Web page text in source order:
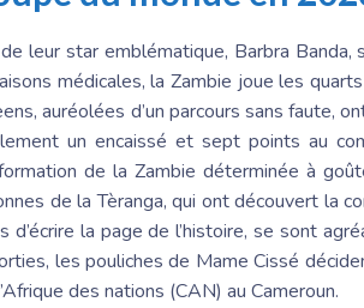
leur star emblématique, Barbra
médicales, la Zambie joue les
auréolées d’un parcours sans faute,
un encaissé et sept points au
de la Zambie déterminée à
de la Tèranga, qui ont découvert la
d’écrire la page de l’histoire, se sont
les pouliches de Mame Cissé
des nations (CAN) au Cameroun.